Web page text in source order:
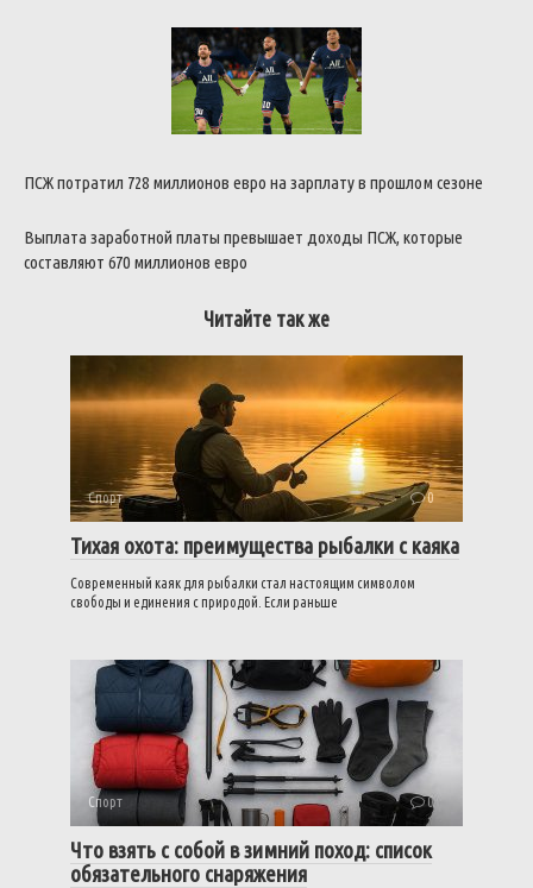
ПСЖ потратил 728 миллионов евро на зарплату в прошлом сезоне
Выплата заработной платы превышает доходы ПСЖ, которые
составляют 670 миллионов евро
Читайте так же
Спорт 0
Тихая охота: преимущества рыбалки с каяка
Современный каяк для рыбалки стал настоящим символом
свободы и единения с природой. Если раньше
Спорт 0
Что взять с собой в зимний поход: список
обязательного снаряжения